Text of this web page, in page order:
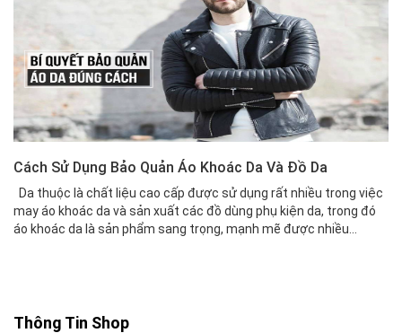
Cách Sử Dụng Bảo Quản Áo Khoác Da Và Đồ Da
Da thuộc là chất liệu cao cấp được sử dụng rất nhiều trong việc
may áo khoác da và sản xuất các đồ dùng phụ kiện da, trong đó
áo khoác da là sản phẩm sang trọng, mạnh mẽ được nhiều...
Thông Tin Shop